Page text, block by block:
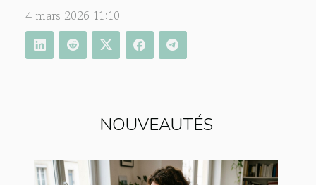
NOUVEAUTÉS
4 mars 2026 11:10